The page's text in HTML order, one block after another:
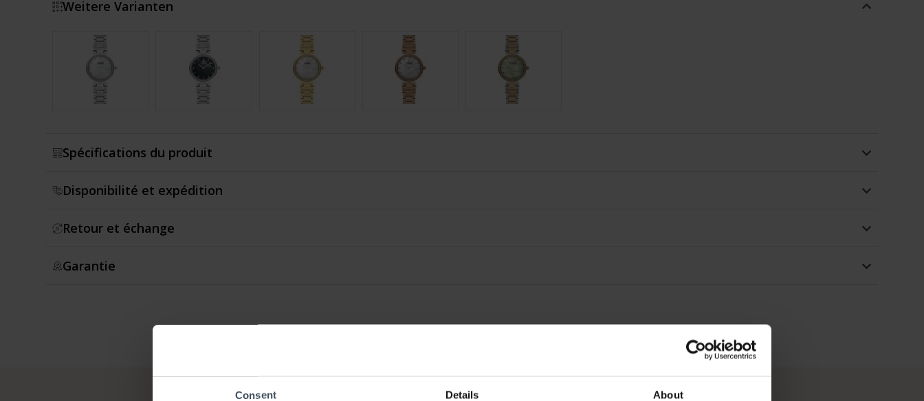
Consent Details About
Weitere Varianten
Spécifications du produit
Disponibilité et expédition
Retour et échange
Garantie